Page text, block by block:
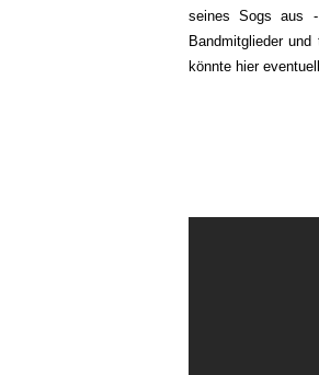
seines Sogs aus
Bandmitglieder
könnte hier